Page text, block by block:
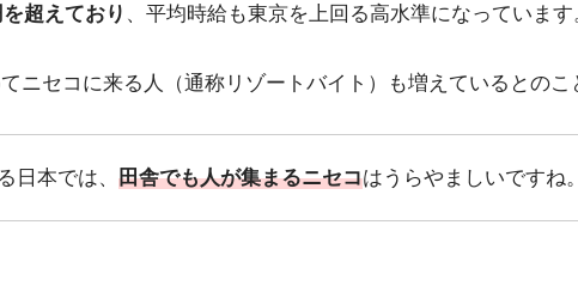
超えており 、平均時給も東京を上回る高水準になっています
ニセコに来る人（通称リゾートバイト）も増えているとのこ
日本では、 田舎でも人が集まるニセコはうらやましいですね。